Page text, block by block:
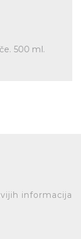
500 ml.
informacija